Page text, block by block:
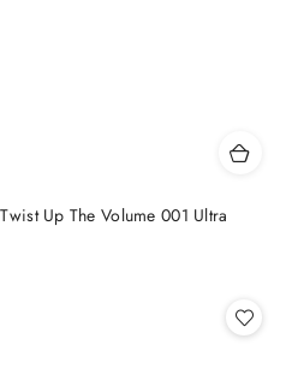
Up The Volume 001 Ultra